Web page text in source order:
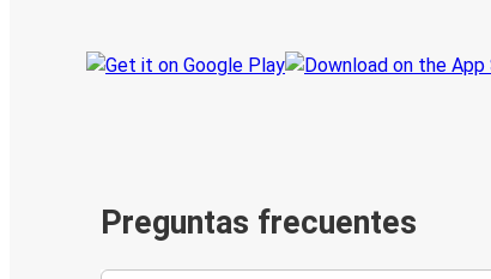
Preguntas frecuentes